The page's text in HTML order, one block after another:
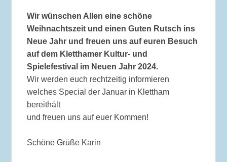
Wir wünschen Allen eine schöne
Weihnachtszeit und einen Guten Rutsch ins
Neue Jahr und freuen uns auf euren Besuch
aufdem Kletthamer Kultur- und
Spielefestival im Neuen Jahr 2024.
Wir werden euch rechtzeitig informieren
welches Special der Januar in Klettham
bereithält
und freuen uns auf euer Kommen!
Schöne Grüße Karin